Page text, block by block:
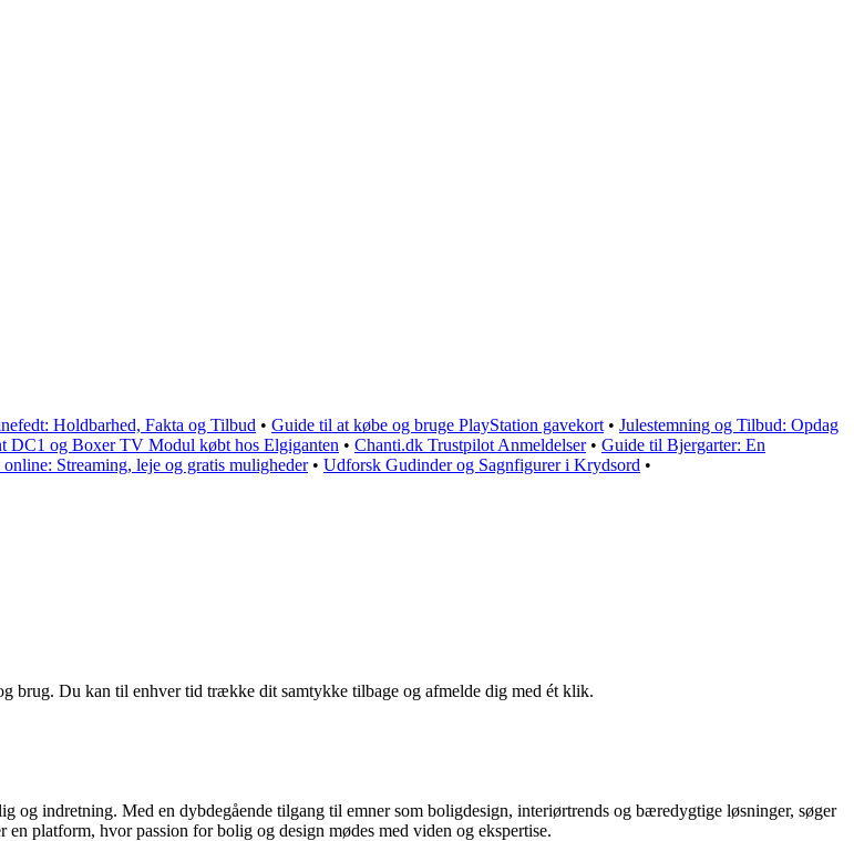
Holdbarhed, Fakta og Tilbud • Guide til at købe og bruge PlayStation gavekort • Julestemning og Tilbud: Opdag
DC1 og Boxer TV Modul købt hos Elgiganten • Chanti.dk Trustpilot Anmeldelser• Guide til Bjergarter: En
Streaming, leje og gratis muligheder• Udforsk Gudinder og Sagnfigurer i Krydsord •
brug. Du kan til enhver tid trække dit samtykke tilbage og afmelde dig med ét klik.
indretning. Med en dybdegående tilgang til emner som boligdesign, interiørtrends og bæredygtige løsninger, søger
platform, hvor passion for bolig og design mødes med viden og ekspertise.